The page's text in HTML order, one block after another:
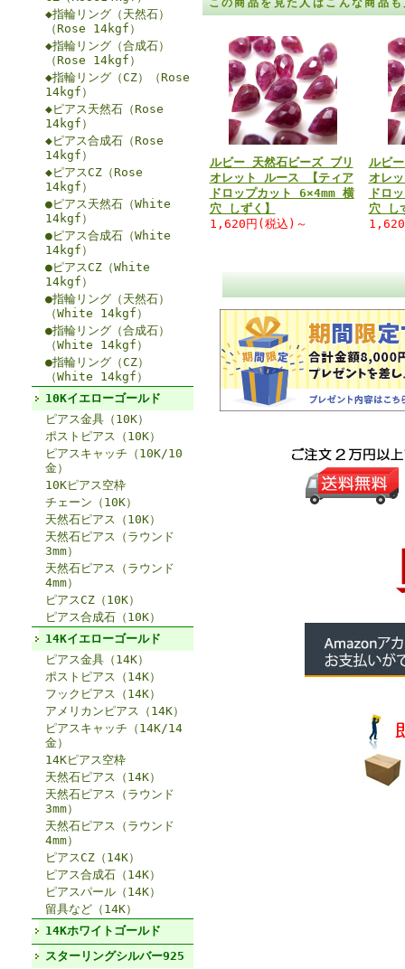
◆指輪リング（天然石）
（Rose 14kgf）
◆指輪リング（合成石）
（Rose 14kgf）
◆指輪リング（CZ）（Rose
14kgf）
◆ピアス天然石（Rose
14kgf）
◆ピアス合成石（Rose
14kgf）
◆ピアスCZ（Rose
14kgf）
●ピアス天然石（White
14kgf）
●ピアス合成石（White
14kgf）
●ピアスCZ（White
14kgf）
●指輪リング（天然石）
（White 14kgf）
●指輪リング（合成石）
（White 14kgf）
●指輪リング（CZ）
（White 14kgf）
10Kイエローゴールド
ピアス金具（10K）
ポストピアス（10K）
ピアスキャッチ（10K/10
金）
10Kピアス空枠
チェーン（10K）
天然石ピアス（10K）
天然石ピアス（ラウンド
3mm）
天然石ピアス（ラウンド
4mm）
ピアスCZ（10K）
ピアス合成石（10K）
14Kイエローゴールド
ピアス金具（14K）
ポストピアス（14K）
フックピアス（14K）
アメリカンピアス（14K）
ピアスキャッチ（14K/14
金）
14Kピアス空枠
天然石ピアス（14K）
天然石ピアス（ラウンド
3mm）
天然石ピアス（ラウンド
4mm）
ピアスCZ（14K）
ピアス合成石（14K）
ピアスパール（14K）
留具など（14K）
14Kホワイトゴールド
スターリングシルバー925
この商品を見た人はこんな商品
ルビー 天然石ビーズ ブリ
オレット ルース 【ティア
ドロップカット 6×4mm 横
穴 しずく】
1,620円(税込)～
ルビ
オレ
ドロ
穴 し